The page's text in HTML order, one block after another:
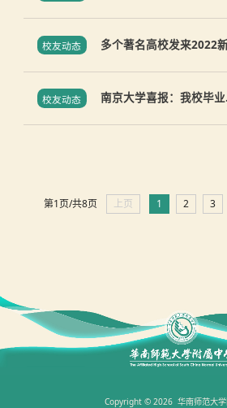
校友动态
多个著名高校发来2022
校友动态
南京大学喜报：我校毕业
第1页/共8页 上页 1 2 3
Copyright © 2026 华南师范大学